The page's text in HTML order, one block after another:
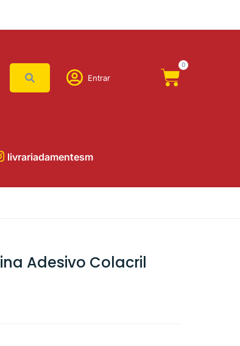
Entrar
0
livrariadamentesm
Adesivo Colacril